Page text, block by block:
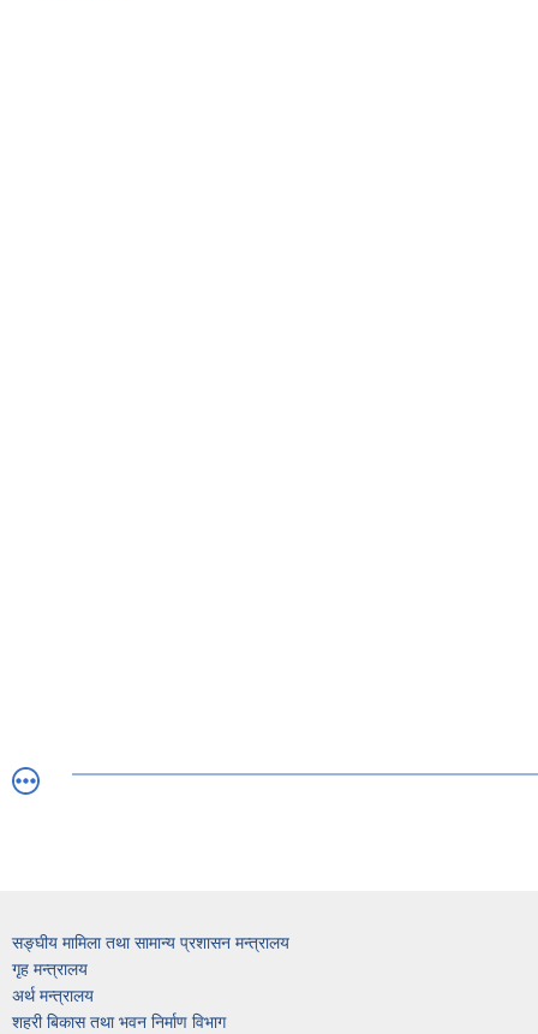
सङ्घीय मामिला तथा सामान्य प्रशासन मन्त्रालय
गृह मन्त्रालय
अर्थ मन्त्रालय
शहरी बिकास तथा भवन निर्माण विभाग